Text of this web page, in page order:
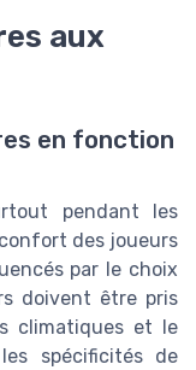
aux
en fonction
pendant les
des joueurs
par le choix
doivent être pris
climatiques et le
spécificités de